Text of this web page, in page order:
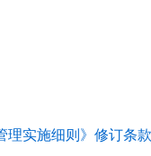
理实施细则》修订条